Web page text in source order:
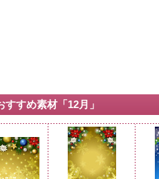
すすめ素材「12月」